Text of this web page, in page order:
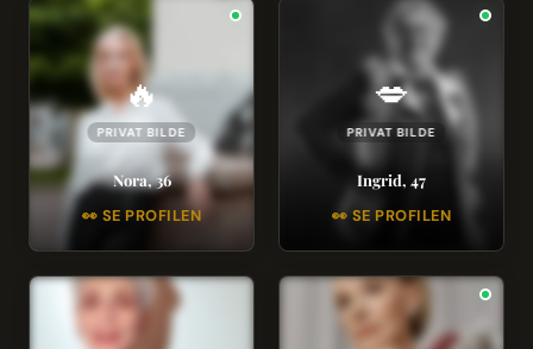
🔥
PRIVAT BILDE
Nora, 36
👀 SE PROFILEN
💋
PRIVAT BILDE
Ingrid, 47
👀 SE PROFILEN